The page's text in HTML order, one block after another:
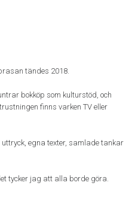
tändes 2018.
bokköp som kulturstöd, och
finns varken TV eller
egna texter, samlade tankar
tycker jag att alla borde göra.